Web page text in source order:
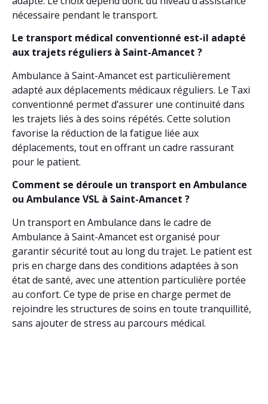
nécessaire pendant le transport.
Le transport médical conventionné est-il adapté
aux trajets réguliers à Saint-Amancet ?
Ambulance à Saint-Amancet est particulièrement
adapté aux déplacements médicaux réguliers. Le Taxi
conventionné permet d’assurer une continuité dans
les trajets liés à des soins répétés. Cette solution
favorise la réduction de la fatigue liée aux
déplacements, tout en offrant un cadre rassurant
pour le patient.
Comment se déroule un transport en Ambulance
ou Ambulance VSL à Saint-Amancet ?
Un transport en Ambulance dans le cadre de
Ambulance à Saint-Amancet est organisé pour
garantir sécurité tout au long du trajet. Le patient est
pris en charge dans des conditions adaptées à son
état de santé, avec une attention particulière portée
au confort. Ce type de prise en charge permet de
rejoindre les structures de soins en toute tranquillité,
sans ajouter de stress au parcours médical.